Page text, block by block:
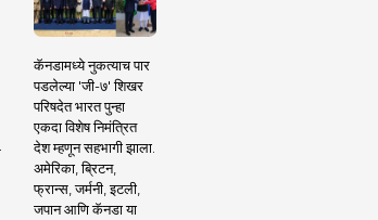
कॅनडामध्ये नुकत्याच पार
पडलेल्या 'जी-७' शिखर
परिषदेत भारत पुन्हा
एकदा विशेष निमंत्रित
देश म्हणून सहभागी झाला.
अमेरिका, ब्रिटन,
फ्रान्स, जर्मनी, इटली,
जपान आणि कॅनडा या